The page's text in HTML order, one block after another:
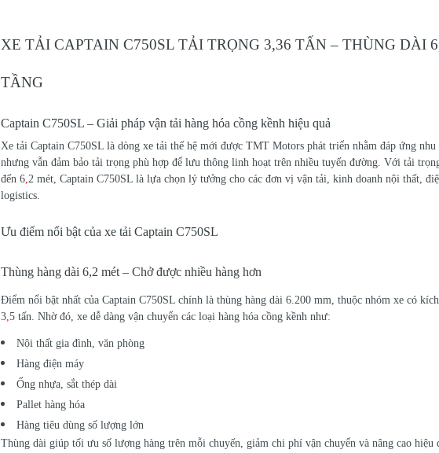
XE TẢI CAPTAIN C750SL TẢI TRỌNG 3,36 TẤN – THÙNG DÀI
TẦNG
Captain C750SL – Giải pháp vận tải hàng hóa cồng kềnh hiệu quả
Xe tải Captain C750SL là dòng xe tải thế hệ mới được TMT Motors phát triển nhằm đáp ứng
nhưng vẫn đảm bảo tải trọng phù hợp để lưu thông linh hoạt trên nhiều tuyến đường. Với tải
đến 6,2 mét, Captain C750SL là lựa chọn lý tưởng cho các đơn vị vận tải, kinh doanh nội thất,
logistics.
Ưu điểm nổi bật của xe tải Captain C750SL
Thùng hàng dài 6,2 mét – Chở được nhiều hàng hơn
Điểm nổi bật nhất của Captain C750SL chính là thùng hàng dài 6.200 mm, thuộc nhóm xe có
3,5 tấn. Nhờ đó, xe dễ dàng vận chuyển các loại hàng hóa cồng kềnh như:
Nội thất gia đình, văn phòng
Hàng điện máy
Ống nhựa, sắt thép dài
Pallet hàng hóa
Hàng tiêu dùng số lượng lớn
Thùng dài giúp tối ưu số lượng hàng trên mỗi chuyến, giảm chi phí vận chuyển và nâng cao hiệu